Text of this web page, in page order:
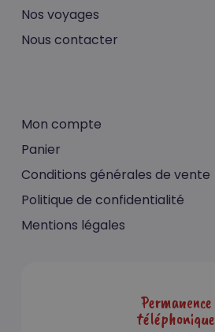
Nos voyages
Nous contacter
Mon compte
Panier
Conditions générales de vente
Politique de confidentialité
Mentions légales
Permanence
téléphonique